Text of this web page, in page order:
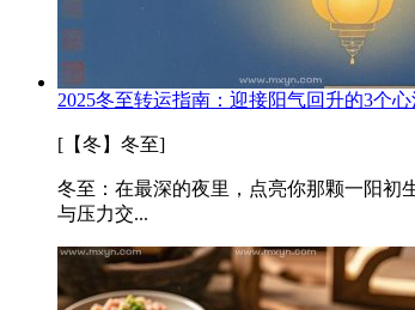
2025冬至转运指南：迎接阳气回升的3个
[【冬】冬至]
冬至：在最深的夜里，点亮你那颗一阳初
与压力交...